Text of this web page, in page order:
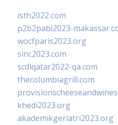
isth2022.com
p2b2pabi2023-
wocfparis2023.org
sinc2023.com
scdlqatar2022-qa.com
thecolumbiagrill.com
khedi2023.org
akademikgeriatri2023.org